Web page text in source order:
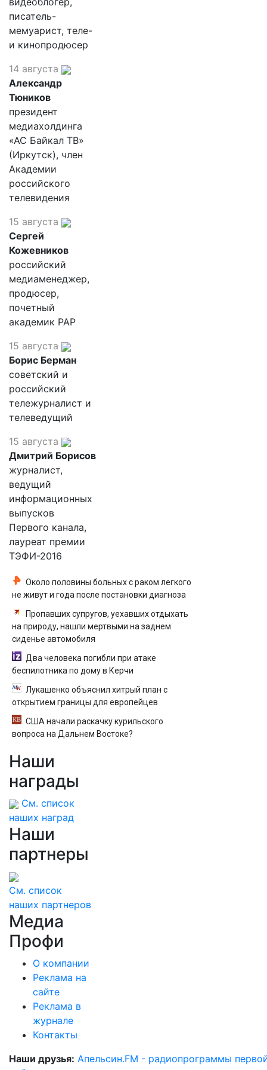
писатель-
мемуарист, теле-
и кинопродюсер
14 августа
Александр
Тюников
президент
медиахолдинга
«АС Байкал ТВ»
(Иркутск), член
Академии
российского
телевидения
15 августа
Сергей
Кожевников
российский
медиаменеджер,
продюсер,
почетный
академик РАР
15 августа
Борис Берман
советский и
российский
тележурналист и
телеведущий
15 августа
Дмитрий Борисов
журналист,
ведущий
информационных
выпусков
Первого канала,
лауреат премии
ТЭФИ-2016
Около половины больных с раком легкого
не живут и года после постановки диагноза
Пропавших супругов, уехавших отдыхать
на природу, нашли мертвыми на заднем
сиденье автомобиля
Два человека погибли при атаке
беспилотника по дому в Керчи
Лукашенко объяснил хитрый план с
открытием границы для европейцев
США начали раскачку курильского
вопроса на Дальнем Востоке?
Наши
награды
См. список
наших наград
Наши
партнеры
См. список
наших партнеров
Медиа
Профи
О компании
Реклама на
сайте
Реклама в
журнале
Контакты
Наши друзья: Апельсин.FM - радиопрограммы